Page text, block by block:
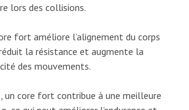
lors des collisions.
fort améliore l’alignement du corps
réduit la résistance et augmente la
des mouvements.
un core fort contribue à une meilleure